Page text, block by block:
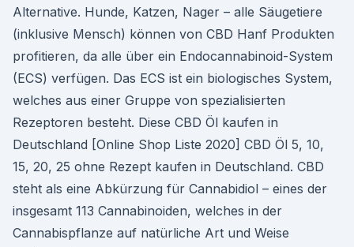
Alternative. Hunde, Katzen, Nager – alle Säugetiere
(inklusive Mensch) können von CBD Hanf Produkten
profitieren, da alle über ein Endocannabinoid-System
(ECS) verfügen. Das ECS ist ein biologisches System,
welches aus einer Gruppe von spezialisierten
Rezeptoren besteht. Diese CBD Öl kaufen in
Deutschland [Online Shop Liste 2020] CBD Öl 5, 10,
15, 20, 25 ohne Rezept kaufen in Deutschland. CBD
steht als eine Abkürzung für Cannabidiol – eines der
insgesamt 113 Cannabinoiden, welches in der
Cannabispflanze auf natürliche Art und Weise